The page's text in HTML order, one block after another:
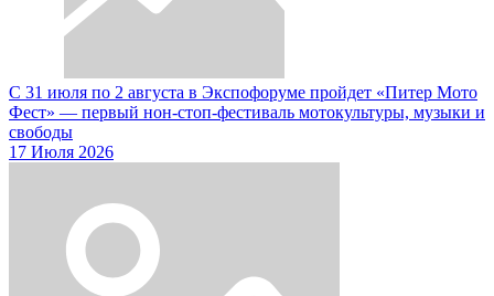
С 31 июля по 2 августа в Экспофоруме пройдет «Питер Мото
Фест» — первый нон-стоп-фестиваль мотокультуры, музыки и
свободы
17 Июля 2026